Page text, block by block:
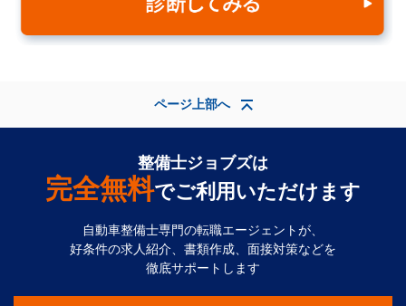
ページ上部へ
整備士ジョブズは
完全無料でご利用いただけます
自動車整備士専門の転職エージェントが、
好条件の求人紹介、書類作成、面接対策などを
徹底サポートします